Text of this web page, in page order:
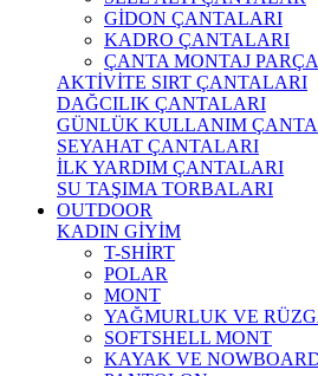
GİDON ÇANTALARI
KADRO ÇANTALARI
ÇANTA MONTAJ
AKTİVİTE SIRT ÇANTALARI
DAĞCILIK ÇANTALARI
GÜNLÜK KULLANIM
SEYAHAT ÇANTALARI
İLK YARDIM ÇANTALARI
SU TAŞIMA TORBALARI
OUTDOOR
KADIN GİYİM
T-SHİRT
POLAR
MONT
YAĞMURLUK VE
SOFTSHELL MONT
KAYAK VE